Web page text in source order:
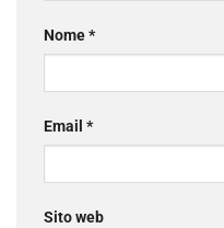
Nome*
Email *
Sito web